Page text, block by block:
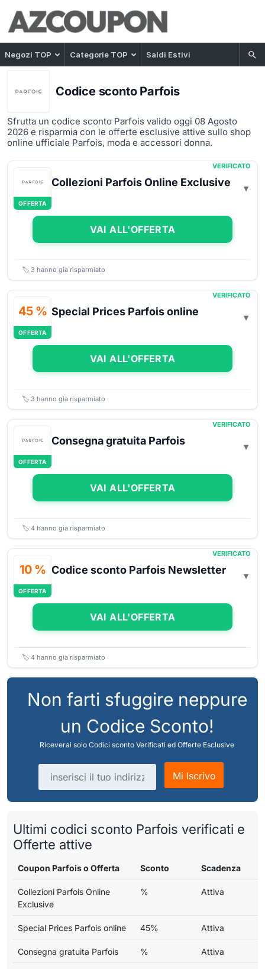
Negozi TOP Categorie TOP Saldi Estivi
Codice sconto Parfois
Sfrutta un codice sconto Parfois valido oggi 08 Agosto
2026 e risparmia con le offerte esclusive attive sullo shop
online ufficiale Parfois, moda e accessori donna.
OFFERTA
VERIFICATO
Collezioni Parfois Online Exclusive
VAI ALL'OFFERTA
🏷️ 3 hanno già risparmiato
45 %
OFFERTA
VERIFICATO
Special Prices Parfois online
VAI ALL'OFFERTA
🏷️ 3 hanno già risparmiato
OFFERTA
VERIFICATO
Consegna gratuita Parfois
VAI ALL'OFFERTA
🏷️ 4 hanno già risparmiato
10 %
OFFERTA
VERIFICATO
Codice sconto Parfois Newsletter
VAI ALL'OFFERTA
🏷️ 4 hanno già risparmiato
Non farti sfuggire neppure
un Codice Sconto!
Riceverai solo Codici sconto Verificati ed Offerte Esclusive
Indirizzo email
Mi Iscrivo
Ultimi codici sconto Parfois verificati e
Offerte attive
Coupon Parfois o Offerta Sconto Scadenza
Collezioni Parfois Online
Exclusive
% Attiva
Special Prices Parfois online 45% Attiva
Consegna gratuita Parfois % Attiva